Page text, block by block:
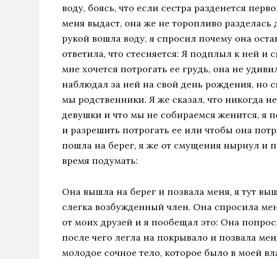
воду, боясь, что если сестра разденется
меня выдаст, она же не торопливо разделась
рукой вошла воду, я спросил почему она
ответила, что стесняется: Я подплыл к ней и
мне хочется потрогать ее грудь, она не
наблюдал за ней на свой день рождения, но
мы родственники. Я же сказал, что никогда
девушки и что мы не собираемся женится, я
и разрешить потрогать ее или чтобы она
пошла на берег, я же от смущения нырнул и
время подумать:
Она вышла на берег и позвала меня, я тут
слегка возбужденный член. Она спросила
от моих друзей и я пообещал это: Она
после чего легла на покрывало и позвала
молодое сочное тело, которое было в моей